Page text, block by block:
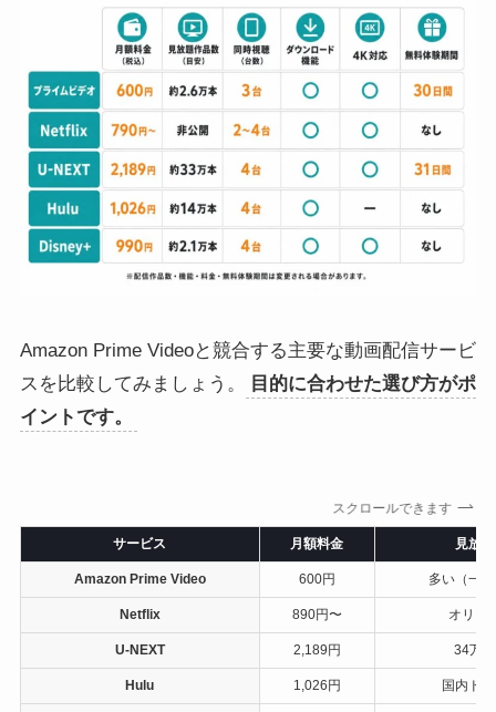
Amazon Prime Videoと競合する主要な動画配信サービ
スを比較してみましょう。
目的に合わせた選び方がポ
イントです。
スクロールできます
サービス 月額料金 見放
Amazon Prime Video 600円 多い（一
Netflix 890円〜 オリジ
U-NEXT 2,189円 34万
Hulu 1,026円 国内ド